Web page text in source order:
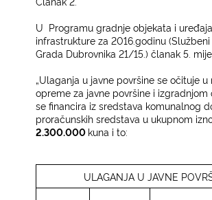
U Programu gradnje objekata i
infrastrukture za 2016.godinu
Grada Dubrovnika 21/15.) članak 5.
„Ulaganja u javne površine se očituje u
opreme za javne površine i izgradnjom
se financira iz sredstava komunalnog
proračunskih sredstava u ukupnom
2.300.000 kuna i to:
ULAGANJA U JAVNE